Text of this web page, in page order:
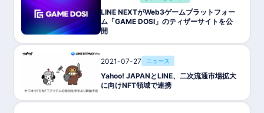
LINE NEXTがWeb3ゲームプラットフォー
ム「GAME DOSI」のティザーサイトを公
開
2021-07-27 ニュース
Yahoo! JAPANとLINE、二次流通市場拡大
に向けNFT領域で連携